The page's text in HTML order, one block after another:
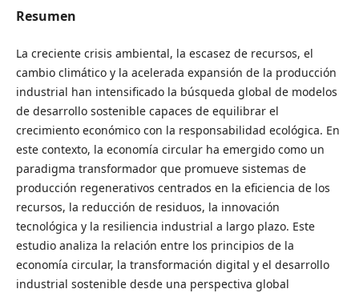
Resumen
La creciente crisis ambiental, la escasez de recursos, el
cambio climático y la acelerada expansión de la producción
industrial han intensificado la búsqueda global de modelos
de desarrollo sostenible capaces de equilibrar el
crecimiento económico con la responsabilidad ecológica. En
este contexto, la economía circular ha emergido como un
paradigma transformador que promueve sistemas de
producción regenerativos centrados en la eficiencia de los
recursos, la reducción de residuos, la innovación
tecnológica y la resiliencia industrial a largo plazo. Este
estudio analiza la relación entre los principios de la
economía circular, la transformación digital y el desarrollo
industrial sostenible desde una perspectiva global